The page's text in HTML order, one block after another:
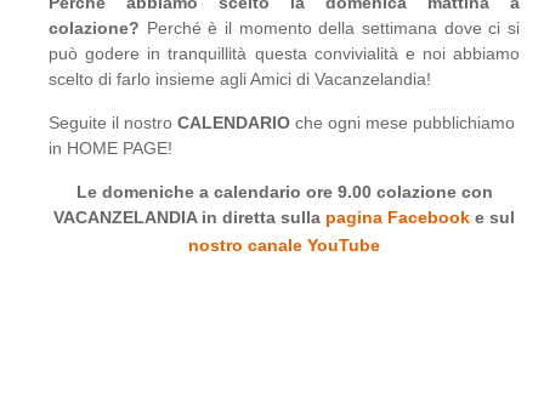
colazione? Perché è il momento della settimana dove ci si
può godere in tranquillità questa convivialità e noi abbiamo
scelto di farlo insieme agli Amici di Vacanzelandia!
Seguite il nostro CALENDARIO che ogni mese pubblichiamo
in HOME PAGE!
Le domeniche a calendario ore 9.00 colazione con
VACANZELANDIA in diretta sulla pagina Facebook e sul
nostro canale YouTube